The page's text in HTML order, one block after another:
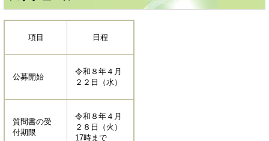
項目 日程
公募開始
令和８年４月
２２日（水）
質問書の受
付期限
令和８年４月
２８日（火）
17時まで